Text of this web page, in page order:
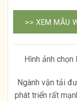
>> XEM MẪU
Hình ảnh
Ngành vận tải
phát triển rất